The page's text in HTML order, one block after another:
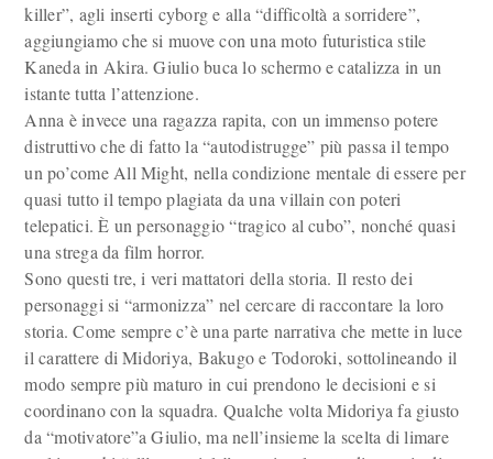
killer”, agli inserti cyborg e alla “difficoltà a sorridere”,
aggiungiamo che si muove con una moto futuristica stile
Kaneda in Akira. Giulio buca lo schermo e catalizza in un
istante tutta l’attenzione.
Anna è invece una ragazza rapita, con un immenso potere
distruttivo che di fatto la “autodistrugge” più passa il tempo
un po’come All Might, nella condizione mentale di essere per
quasi tutto il tempo plagiata da una villain con poteri
telepatici. È un personaggio “tragico al cubo”, nonché quasi
una strega da film horror.
Sono questi tre, i veri mattatori della storia. Il resto dei
personaggi si “armonizza” nel cercare di raccontare la loro
storia. Come sempre c’è una parte narrativa che mette in luce
il carattere di Midoriya, Bakugo e Todoroki, sottolineando il
modo sempre più maturo in cui prendono le decisioni e si
coordinano con la squadra. Qualche volta Midoriya fa giusto
da “motivatore”a Giulio, ma nell’insieme la scelta di limare